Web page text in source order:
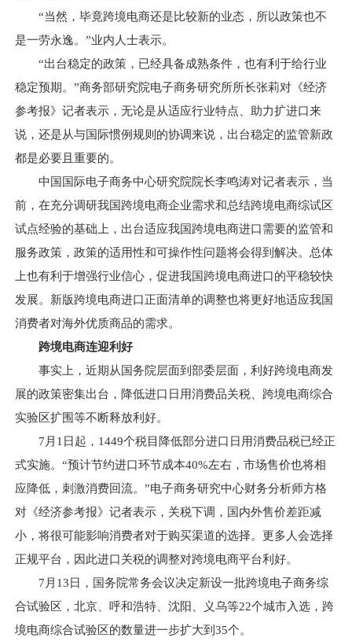
“当然，毕竟跨境电商还是比较新的业态，所以政策也不
是一劳永逸。”业内人士表示。
“出台稳定的政策，已经具备成熟条件，也有利于给行业
稳定预期。”商务部研究院电子商务研究所所长张莉对《经济
参考报》记者表示，无论是从适应行业特点、助力扩进口来
说，还是从与国际惯例规则的协调来说，出台稳定的监管新政
都是必要且重要的。
中国国际电子商务中心研究院院长李鸣涛对记者表示，当
前，在充分调研我国跨境电商企业需求和总结跨境电商综试区
试点经验的基础上，出台适应我国跨境电商进口需要的监管和
服务政策，政策的适用性和可操作性问题将会得到解决。总体
上也有利于增强行业信心，促进我国跨境电商进口的平稳较快
发展。新版跨境电商进口正面清单的调整也将更好地适应我国
消费者对海外优质商品的需求。
跨境电商连迎利好
事实上，近期从国务院层面到部委层面，利好跨境电商发
展的政策密集出台，降低进口日用消费品关税、跨境电商综合
实验区扩围等不断释放利好。
7月1日起，1449个税目降低部分进口日用消费品税已经正
式实施。“预计节约进口环节成本40%左右，市场售价也将相
应降低，刺激消费回流。”电子商务研究中心财务分析师方格
对《经济参考报》记者表示，关税下调，国内外售价差距减
小，将很可能影响消费者对于购买渠道的选择。更多人会选择
正规平台，因此进口关税的调整对跨境电商平台利好。
7月13日，国务院常务会议决定新设一批跨境电子商务综
合试验区，北京、呼和浩特、沈阳、义乌等22个城市入选，跨
境电商综合试验区的数量进一步扩大到35个。